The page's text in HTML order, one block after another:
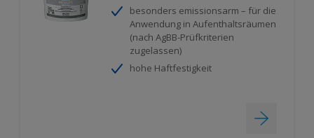
besonders emissionsarm – für die
Anwendung in Aufenthaltsräumen
(nach AgBB-Prüfkriterien
zugelassen)
hohe Haftfestigkeit